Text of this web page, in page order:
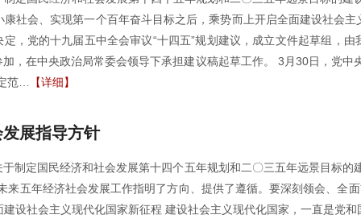
康社会、实现第一个百年奋斗目标之后，乘势而上开启全面建设社会
，党的十九届五中全会审议“十四五”规划建议，成立文件起草组，
，在中央政治局常委会领导下承担建议稿起草工作。 3月30日，党中
范…
【详细】
展指导方针
制定国民经济和社会发展第十四个五年规划和二〇三五年远景目标的
来五年经济社会发展工作指明了方向、提供了遵循。要深刻领会、全
设社会主义现代化国家新征程 建设社会主义现代化国家，一直是党